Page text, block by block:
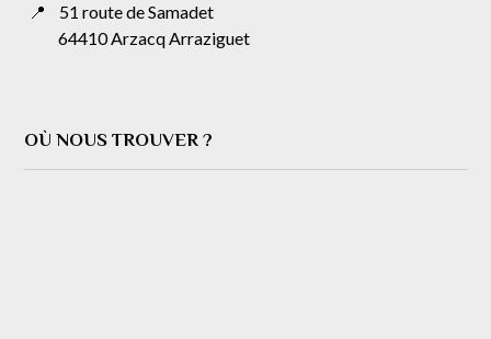
📍 51 route de Samadet
64410 Arzacq Arraziguet
OÙ NOUS TROUVER ?